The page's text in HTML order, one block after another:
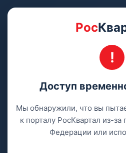
Рос
Доступ
Мы обнаружили, что вы
к порталу РосКвартал из-
Федерации или